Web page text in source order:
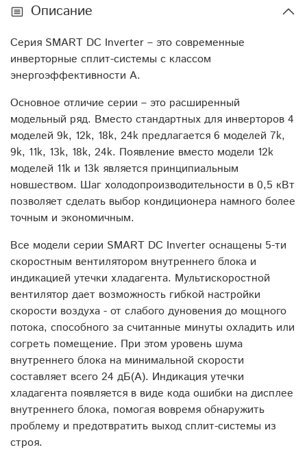
Описание
Серия SMART DC Inverter – это современные
инверторные сплит-системы с классом
энергоэффективности А.
Основное отличие серии – это расширенный
модельный ряд. Вместо стандартных для инверторов 4
моделей 9k, 12k, 18k, 24k предлагается 6 моделей 7k,
9k, 11k, 13k, 18k, 24k. Появление вместо модели 12k
моделей 11k и 13k является принципиальным
новшеством. Шаг холодопроизводительности в 0,5 кВт
позволяет сделать выбор кондиционера намного более
точным и экономичным.
Все модели серии SMART DC Inverter оснащены 5-ти
скоростным вентилятором внутреннего блока и
индикацией утечки хладагента. Мультискоростной
вентилятор дает возможность гибкой настройки
скорости воздуха - от слабого дуновения до мощного
потока, способного за считанные минуты охладить или
согреть помещение. При этом уровень шума
внутреннего блока на минимальной скорости
составляет всего 24 дБ(А). Индикация утечки
хладагента появляется в виде кода ошибки на дисплее
внутреннего блока, помогая вовремя обнаружить
проблему и предотвратить выход сплит-системы из
строя.